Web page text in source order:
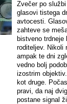
Zvečer po
glasovi tistega
avtocesti.
zahteve se
bistveno
roditeljev. Nikoli
ampak te dni
vedno bolj
izostrim
kot druge.
pravi, da naj
postane signal